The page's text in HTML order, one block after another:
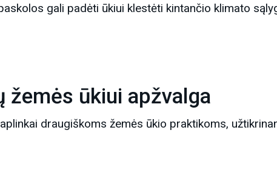
gali padėti ūkiui klestėti kintančio klimato
žemės ūkiui apžvalga
draugiškoms žemės ūkio praktikoms,